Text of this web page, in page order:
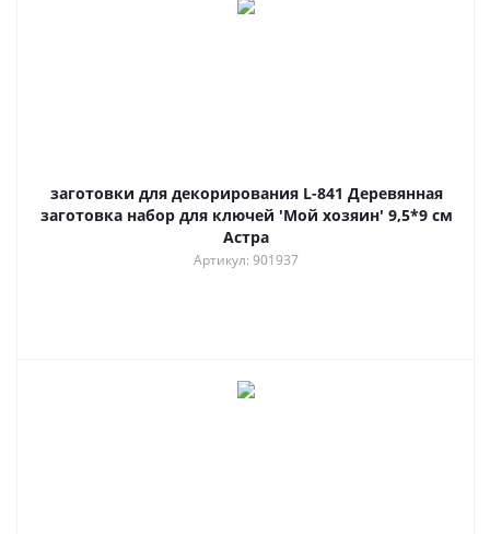
заготовки для декорирования L-841 Деревянная
заготовка набор для ключей 'Мой хозяин' 9,5*9 см
Астра
Артикул: 901937